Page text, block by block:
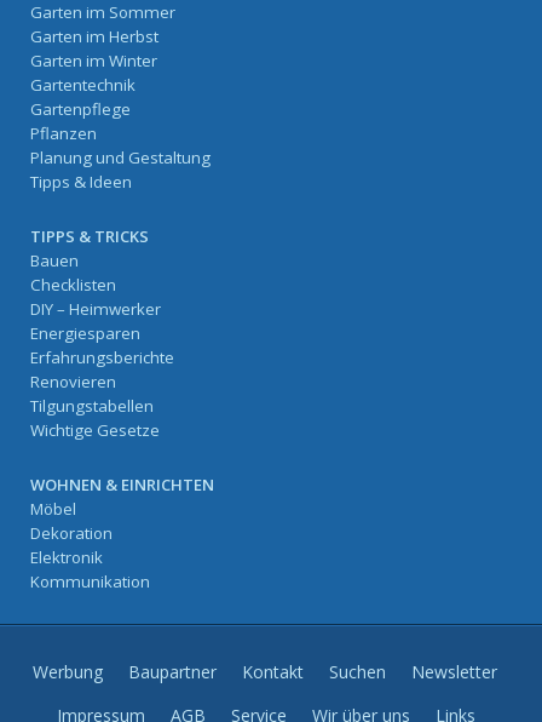
Garten im Sommer
Garten im Herbst
Garten im Winter
Gartentechnik
Gartenpflege
Pflanzen
Planung und Gestaltung
Tipps & Ideen
TIPPS & TRICKS
Bauen
Checklisten
DIY – Heimwerker
Energiesparen
Erfahrungsberichte
Renovieren
Tilgungstabellen
Wichtige Gesetze
WOHNEN & EINRICHTEN
Möbel
Dekoration
Elektronik
Kommunikation
Werbung Baupartner Kontakt Suchen
Newsletter
Impressum
AGB Service Wir über uns Links